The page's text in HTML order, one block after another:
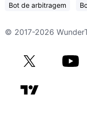
Bot de arbitragem
© 2017-2026